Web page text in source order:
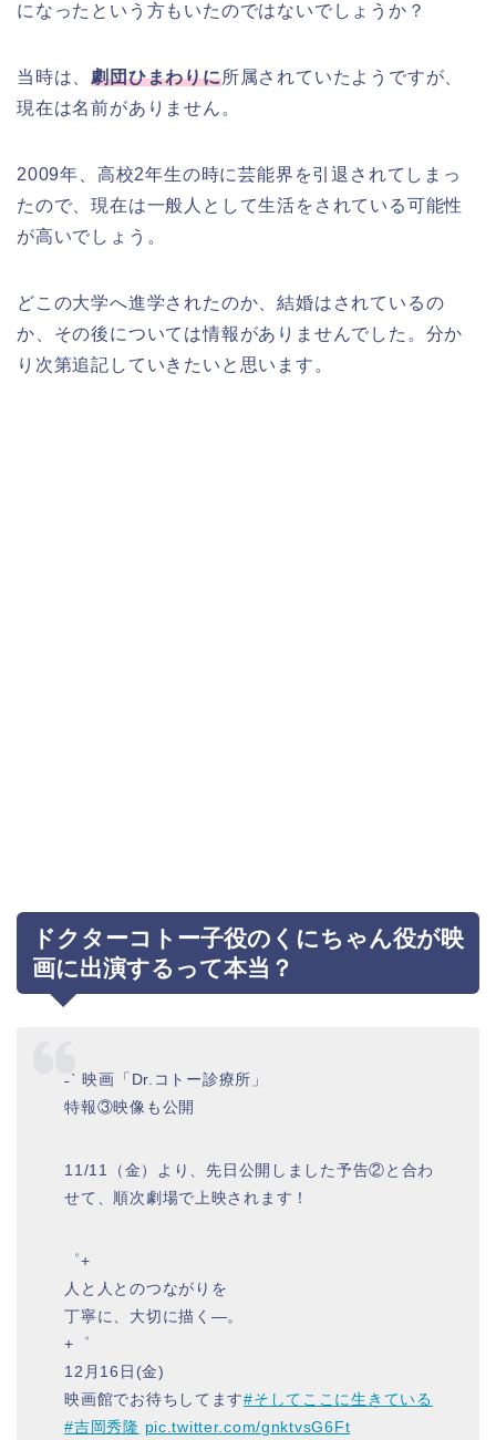
になったという方もいたのではないでしょうか？
当時は、劇団ひまわりに所属されていたようですが、
現在は名前がありません。
2009年、高校2年生の時に芸能界を引退されてしまっ
たので、現在は一般人として生活をされている可能性
が高いでしょう。
どこの大学へ進学されたのか、結婚はされているの
か、その後については情報がありませんでした。分か
り次第追記していきたいと思います。
ドクターコトー子役のくにちゃん役が映
画に出演するって本当？
˗ˋ 映画「Dr.コトー診療所」
特報③映像も公開
11/11（金）より、先日公開しました予告②と合わ
せて、順次劇場で上映されます！
゜+
人と人とのつながりを
丁寧に、大切に描く―。
+゜
12月16日(金)
映画館でお待ちしてます#そしてここに生きている
#吉岡秀隆 pic.twitter.com/gnktvsG6Ft